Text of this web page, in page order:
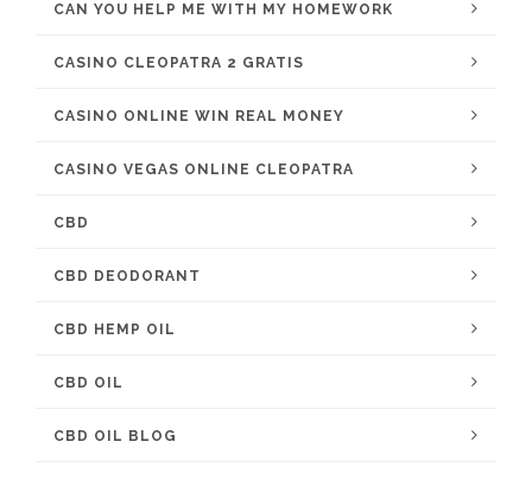
CAN YOU HELP ME WITH MY HOMEWORK
CASINO CLEOPATRA 2 GRATIS
CASINO ONLINE WIN REAL MONEY
CASINO VEGAS ONLINE CLEOPATRA
CBD
CBD DEODORANT
CBD HEMP OIL
CBD OIL
CBD OIL BLOG